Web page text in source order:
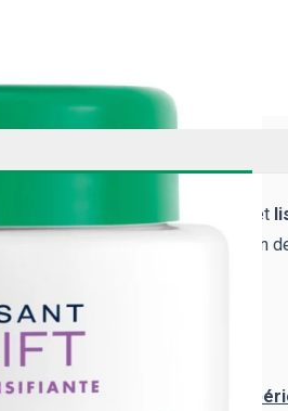
et
stimule efficacement la
(soin non testé durant cette